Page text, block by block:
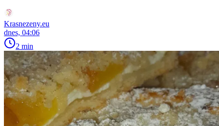
Krasnezeny.eu
dnes, 04:06
2 min